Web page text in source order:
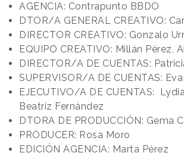
AGENCIA: Contrapunto BBDO
DTOR/A GENERAL CREATIVO:
DIRECTOR CREATIVO: Gonzalo
EQUIPO CREATIVO: Millán Pérez,
DIRECTOR/A DE CUENTAS:
SUPERVISOR/A DE CUENTAS:
EJECUTIVO/A DE CUENTAS:
Beatriz Fernández
DTORA DE PRODUCCIÓN: Gema
PRODUCER: Rosa Moro
EDICIÓN AGENCIA: Marta Pérez